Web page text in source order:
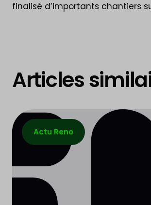
finalisé d’importants chantiers
Articles
Actu Reno